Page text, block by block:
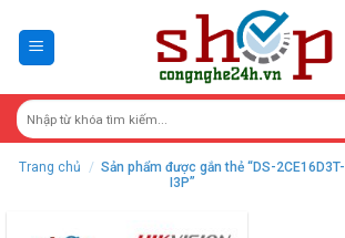
content
Trang chủ / Sản phẩm được gắn thẻ “DS-2CE16D3T-
I3P”